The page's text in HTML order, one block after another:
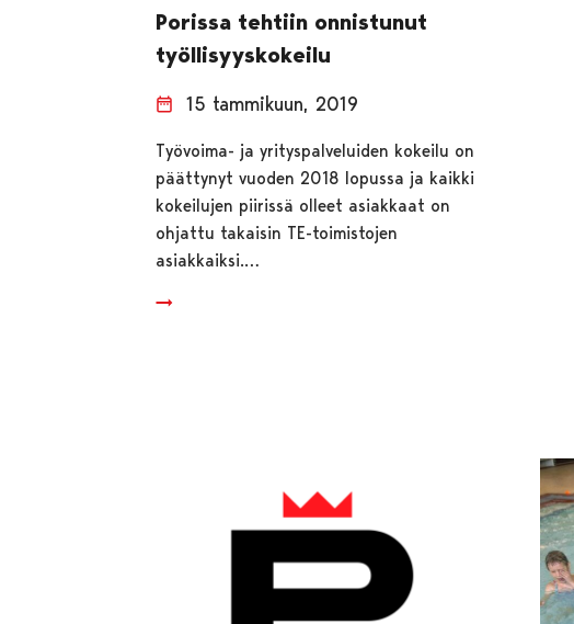
Porissa tehtiin onnistunut
työllisyyskokeilu
15 tammikuun, 2019
Työvoima- ja yrityspalveluiden kokeilu on
päättynyt vuoden 2018 lopussa ja kaikki
kokeilujen piirissä olleet asiakkaat on
ohjattu takaisin TE-toimistojen
asiakkaiksi.…